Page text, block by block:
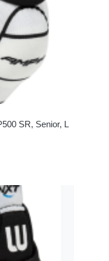
SR, Senior, L